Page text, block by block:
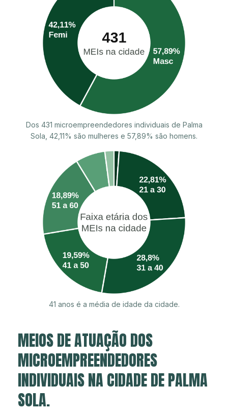
Dos 431 microempreendedores individuais de Palma
Sola, 42,11% são mulheres e 57,89% são homens.
41 anos é a média de idade da cidade.
MEIOS DE ATUAÇÃO DOS
MICROEMPREENDEDORES
INDIVIDUAIS NA CIDADE DE PALMA
SOLA.